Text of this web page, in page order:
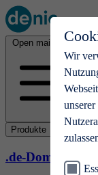
Wir
Open main menu
Produkte
.de-Domains